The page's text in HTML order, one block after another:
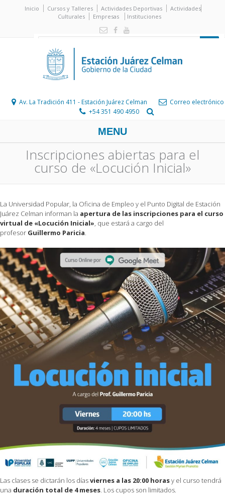
Inicio Cursos y Talleres Actividades Deportivas
Actividades
Culturales
Empresas Instituciones
Av. La Tradición 411 - Estación Juárez Celman
Correo electrónico
+54 351 490 4950
MENU
Inscripciones abiertas para el
curso de «Locución Inicial»
La Universidad Popular, la Oficina de Empleo y el Punto Digital de Estación
Juárez Celman informan la apertura de las inscripciones para el curso
virtual de «Locución Inicial», que estará a cargo del
profesor Guillermo Paricia.
Las clases se dictarán los díasviernes a las 20:00 horasy el curso tendrá
una duración total de 4 meses . Los cupos son limitados.